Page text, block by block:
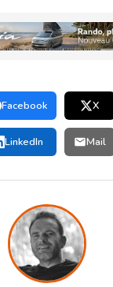
Facebook X
LinkedIn Mail